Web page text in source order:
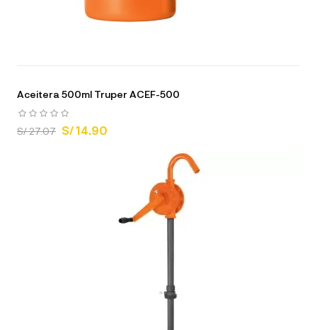
Aceitera 500ml Truper ACEF-500
S/ 27.07 S/ 14.90